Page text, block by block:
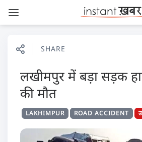
SHARE
लखीमपुर में बड़ा सड़क
की मौत
LAKHIMPUR ROAD ACCIDENT